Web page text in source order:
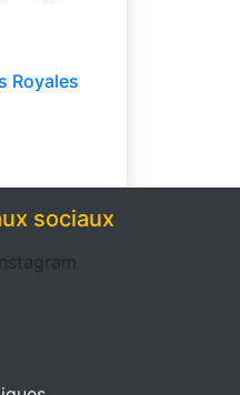
Royales
sociaux
Instagram